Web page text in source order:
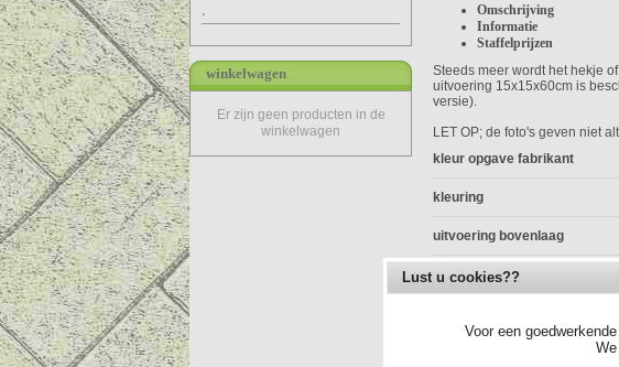
.
winkelwagen
Er zijn geen producten in de
winkelwagen
Omschrijving
Informatie
Staffelprijzen
Steeds meer wordt het hekje
uitvoering 15x15x60cm is
versie).
LET OP; de foto's geven niet
kleur opgave fabrikant
kleuring
uitvoering bovenlaag
bijzonder kenmerk
Lust u cookies??
Voor een